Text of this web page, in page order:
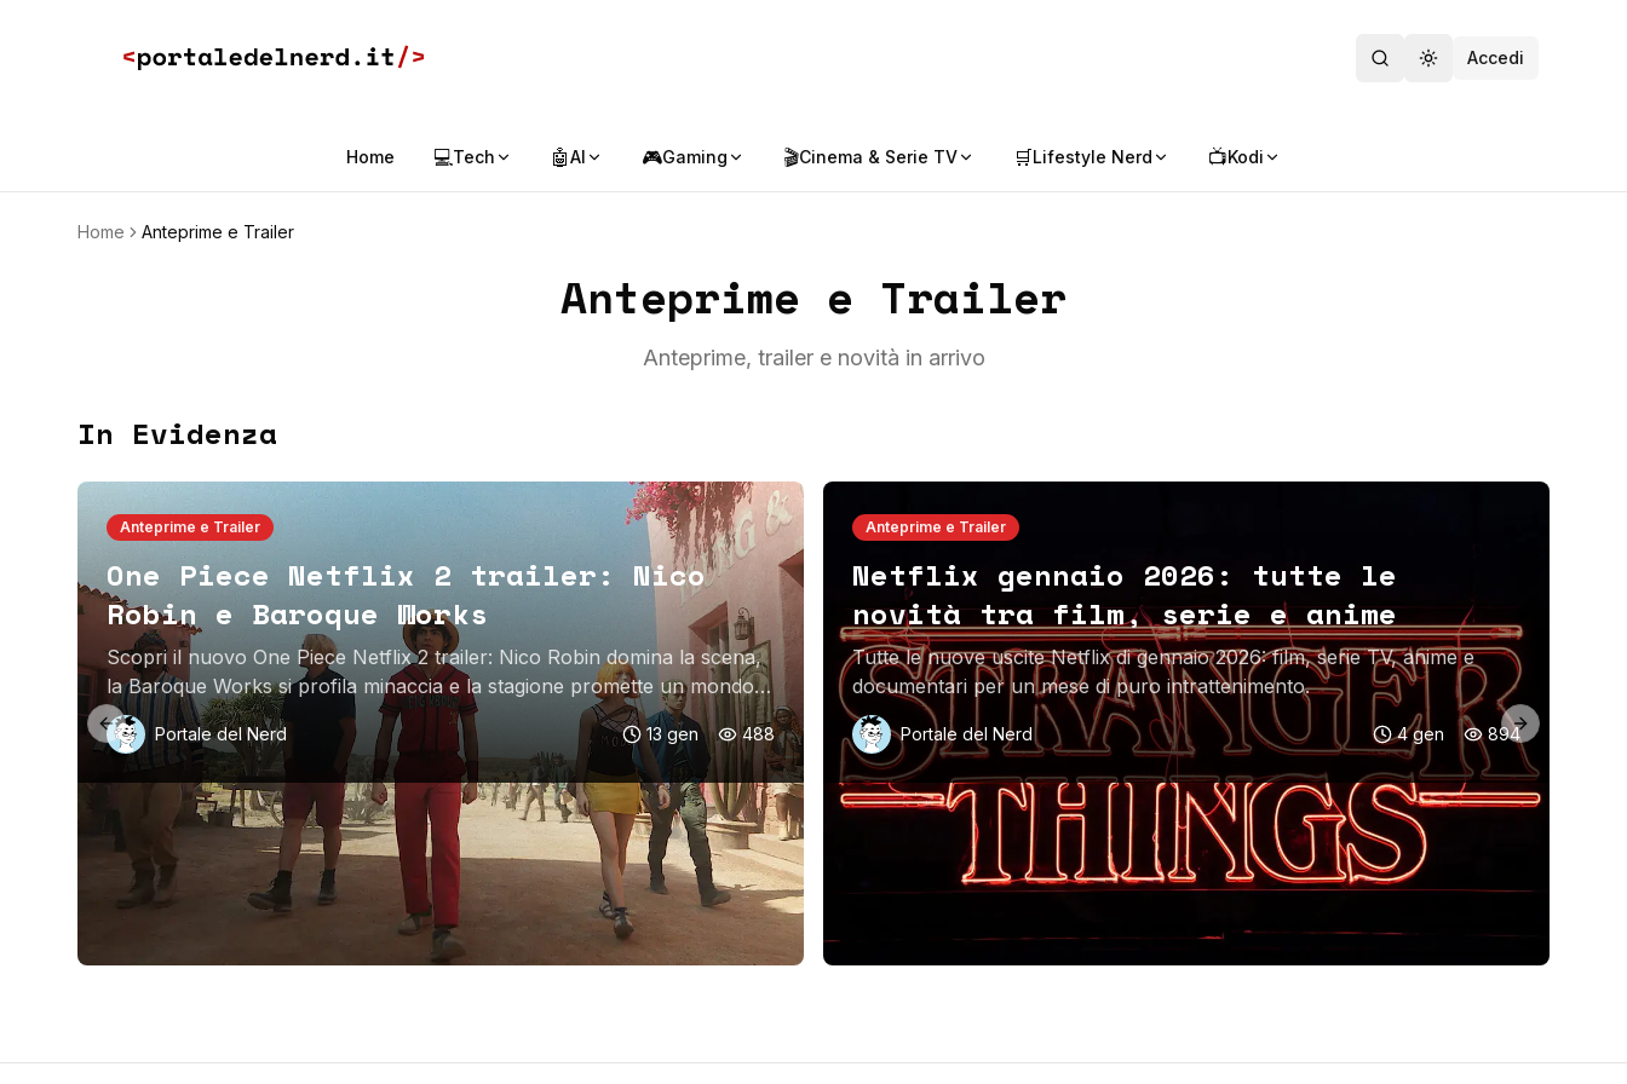
Toggle theme
Accedi
Home 💻Tech 🤖AI 🎮Gaming 🎬Cinema & Serie TV 🛒Lifestyle Nerd 📺Kodi
Home Anteprime e Trailer
Anteprime e Trailer
Anteprime, trailer e novità in arrivo
In Evidenza
Anteprime e Trailer
One Piece Netflix 2 trailer: Nico
Robin e Baroque Works
Scopri il nuovo One Piece Netflix 2 trailer: Nico Robin domina la scena,
la Baroque Works si profila minaccia e la stagione promette un mondo
più vasto.
Portale del Nerd 13 gen 488
Anteprime e Trailer
Netflix gennaio 2026: tutte le
novità tra film, serie e anime
Tutte le nuove uscite Netflix di gennaio 2026: film, serie TV, anime e
documentari per un mese di puro intrattenimento.
Portale del Nerd 4 gen 894
Previous slide Next slide